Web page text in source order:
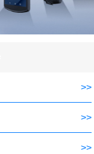
>>
>>
>>